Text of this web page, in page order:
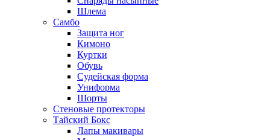
Шлема
Самбо
Защита ног
Кимоно
Куртки
Обувь
Судейская форма
Униформа
Шорты
Стеновые протекторы
Тайский Бокс
Лапы макивары